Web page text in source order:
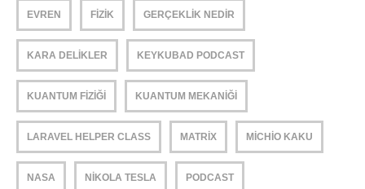
EVREN FIZIK GERÇEKLIK NEDIR
KARA DELIKLER KEYKUBAD PODCAST
KUANTUM FIZIĞI KUANTUM MEKANIĞI
LARAVEL HELPER CLASS MATRIX MICHIO KAKU
NASA NIKOLA TESLA PODCAST